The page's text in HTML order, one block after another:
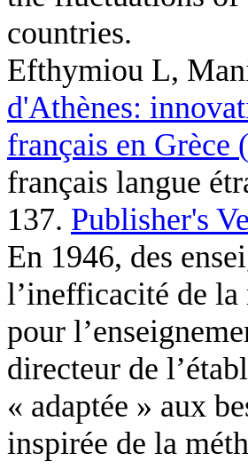
countries.
Efthymiou L,
d'Athènes:
français en Grèce
français langue
137. Publisher's
En 1946, des
l’inefficacité de
pour
directeur de
« adaptée » aux
inspirée de la